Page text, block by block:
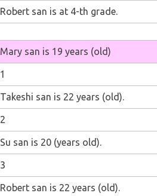
Robert san is at 4-th grade.
Mary san is 19 years (old)
1
Takeshi san is 22 years (old).
2
Su san is 20 (years old).
3
Robert san is 22 years (old).